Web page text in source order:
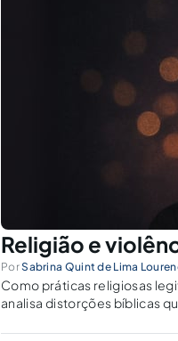
Religião e
PorSabrina Quint de Lima
Como práticas religiosas
analisa distorções bíblicas